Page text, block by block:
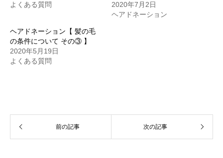
よくある質問
2020年7月2日
ヘアドネーション
ヘアドネーション【 髪の毛
の条件について その③ 】
2020年5月19日
よくある質問
前の記事 次の記事